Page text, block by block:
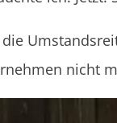
nicht